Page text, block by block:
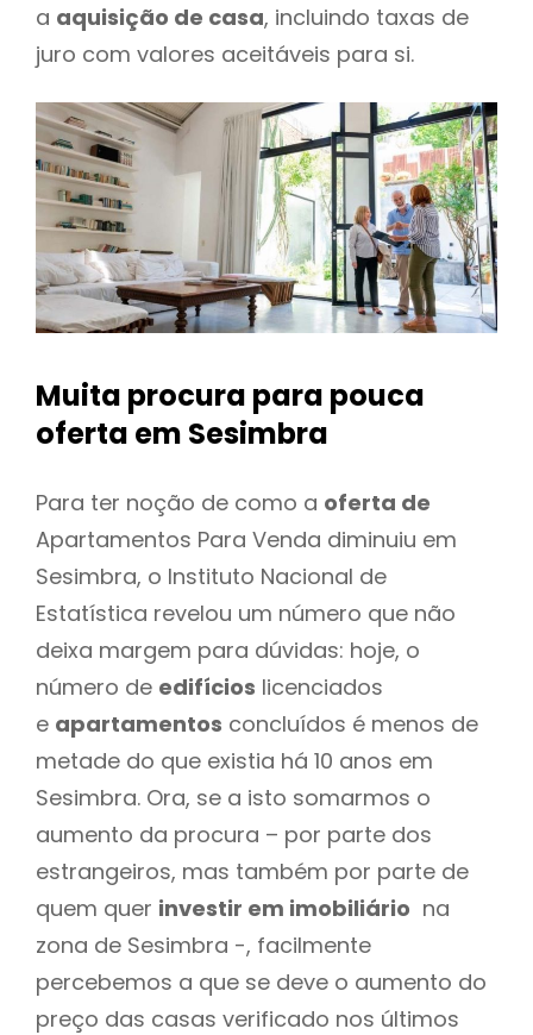
a aquisição de casa, incluindo taxas de
juro com valores aceitáveis para si.
Muita procura para pouca
oferta em Sesimbra
Para ter noção de como a oferta de
Apartamentos Para Venda diminuiu em
Sesimbra, o Instituto Nacional de
Estatística revelou um número que não
deixa margem para dúvidas: hoje, o
número de edifícios licenciados
e apartamentos concluídos é menos de
metade do que existia há 10 anos em
Sesimbra. Ora, se a isto somarmos o
aumento da procura – por parte dos
estrangeiros, mas também por parte de
quem quer investir em imobiliário na
zona de Sesimbra -, facilmente
percebemos a que se deve o aumento do
preço das casas verificado nos últimos